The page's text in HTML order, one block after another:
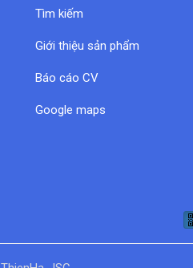
Tìm kiếm
Giới thiệu sản phẩm
Báo cáo CV
Google maps